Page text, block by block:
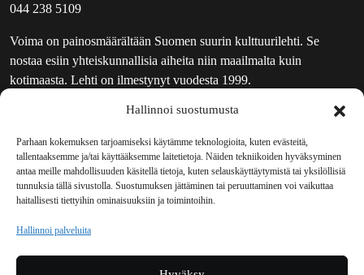
Hallinnoi suostumusta
Parhaan kokemuksen tarjoamiseksi käytämme teknologioita, kuten evästeitä,
tallentaaksemme ja/tai käyttääksemme laitetietoja. Näiden tekniikoiden hyväksyminen
antaa meille mahdollisuuden käsitellä tietoja, kuten selauskäyttäytymistä tai yksilöllisiä
tunnuksia tällä sivustolla. Suostumuksen jättäminen tai peruuttaminen voi vaikuttaa
haitallisesti tiettyihin ominaisuuksiin ja toimintoihin.
Hallinnoi palveluita
044 238 5109
Voima on painosmäärältään Suomen suurin kulttuurilehti. Se
nostaa esiin yhteiskunnallisia aiheita niin maailmalta kuin
kotimaasta. Lehti on ilmestynyt vuodesta 1999.
UUTISKIRJE
MAINOSTAJILLE
VASTAMAINOKSET
JAKELUPAIKAT
REKISTERISELOSTE